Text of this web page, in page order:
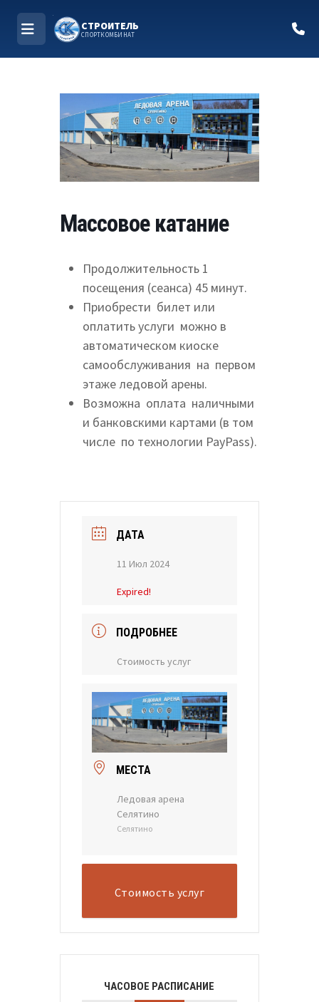
МЕНЮ
СТРОИТЕЛЬ
СПОРТКОМБИНАТ
Массовое катание
Продолжительность 1
посещения (сеанса) 45 минут.
Приобрести билет или
оплатить услуги можно в
автоматическом киоске
самообслуживания на первом
этаже ледовой арены.
Возможна оплата наличными
и банковскими картами (в том
числе по технологии PayPass).
ДАТА
11 Июл 2024
Expired!
ПОДРОБНЕЕ
Стоимость услуг
МЕСТА
Ледовая арена
Селятино
Селятино
Стоимость услуг
ЧАСОВОЕ РАСПИСАНИЕ